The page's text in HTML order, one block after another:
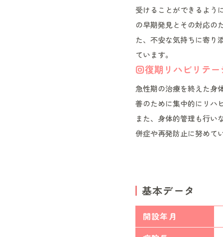
受けることができるよう
の早期発見とその対応の
た、不安な気持ちに寄り
ています。
回復期リハビリテ
急性期の治療を終えた身
善のために集中的にリハ
また、身体的管理も行い
併症や再発防止に努めて
基本データ
開設年月